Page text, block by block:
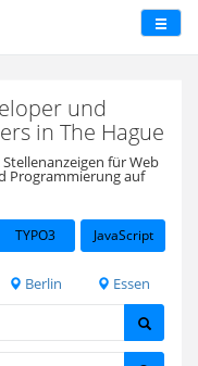
und
in The Hague
für Web
Programmierung auf
TYPO3 JavaScript
Berlin Essen